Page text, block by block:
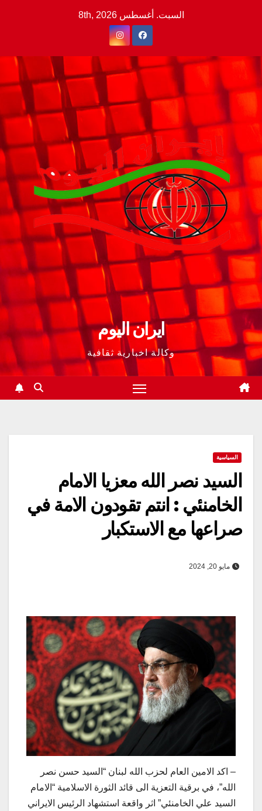
السبت. أغسطس 8th, 2026
ايران اليوم
وكالة اخبارية ثقافية
السياسية
السيد نصر الله معزيا الامام
الخامنئي : انتم تقودون الامة في
صراعها مع الاستكبار
مايو 20, 2024
– اكد الامين العام لحزب الله لبنان “السيد حسن نصر
الله”، في برقية التعزية الى قائد الثورة الاسلامية “الامام
السيد علي الخامنئي” اثر واقعة استشهاد الرئيس الايراني